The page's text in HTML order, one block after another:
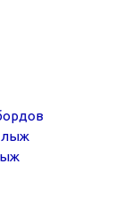
лыж